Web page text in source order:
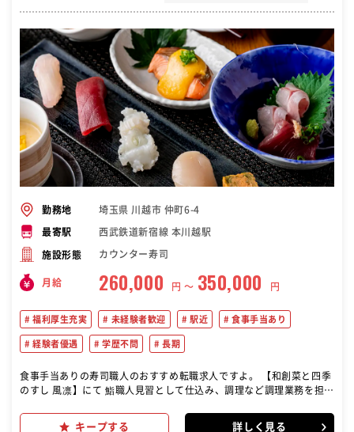
勤務地 埼玉県 川越市 仲町6-4
最寄駅 西武鉄道新宿線 本川越駅
施設形態 カウンター寿司
月給 260,000 円 〜 350,000 円
福利厚生充実 未経験者歓迎 駅近 食事手当あり
経験者優遇 学歴不問 長期
食事手当ありの寿司職人のおすすめ転職求人ですよ。 【和創菜と四季
のすし 風凛】にて 鮨職人見習として仕込み、調理など調理業務を担当
キープする 詳しく見る